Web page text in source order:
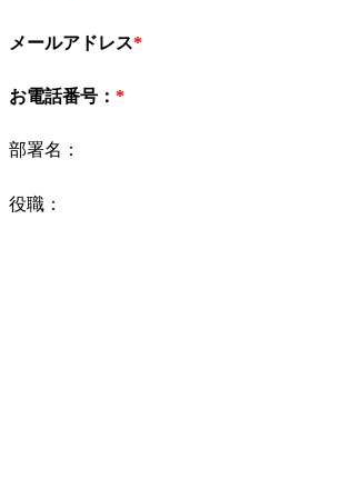
メールアドレス
お電話番号：
部署名：
役職：